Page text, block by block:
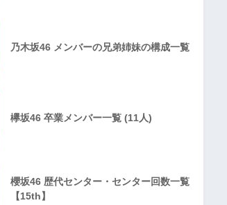
乃木坂46 メンバーの兄弟姉妹の構成一覧
欅坂46 卒業メンバー一覧 (11人)
櫻坂46 歴代センター・センター回数一覧
【15th】